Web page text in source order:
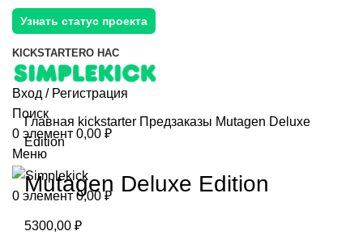
Узнать статус проекта
KICKSTARTERО НАС
Вход / Регистрация
Поиск
0 элемент 0,00 ₽
Меню
0 элемент 0,00₽
Главная kickstarter Предзаказы Mutagen Deluxe
Edition
Mutagen Deluxe Edition
5300,00 ₽